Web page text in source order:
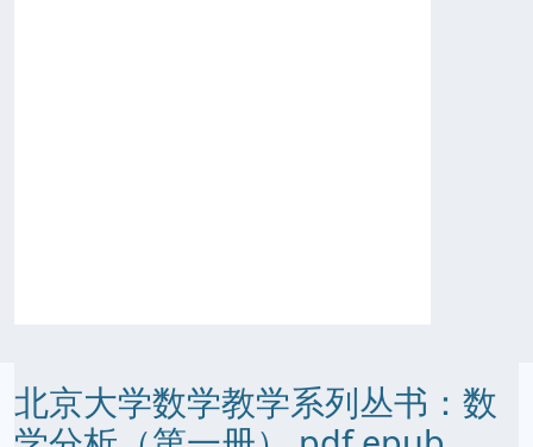
北京大学数学教学系列丛书：数